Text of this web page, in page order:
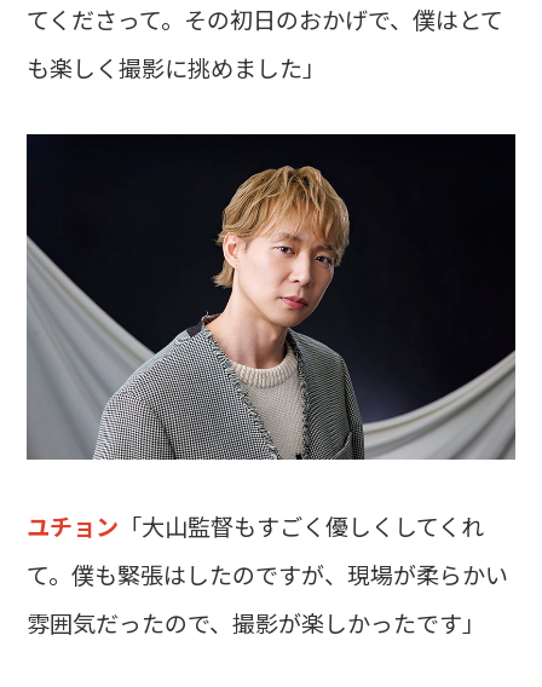
てくださって。その初日のおかげで、僕はとて
も楽しく撮影に挑めました」
ユチョン 「大山監督もすごく優しくしてくれ
て。僕も緊張はしたのですが、現場が柔らかい
雰囲気だったので、撮影が楽しかったです」